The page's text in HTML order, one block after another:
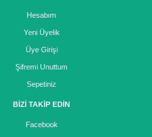
Hesabım
Yeni Üyelik
Üye Girişi
Şifremi Unuttum
Sepetiniz
BİZİ TAKİP EDİN
Facebook